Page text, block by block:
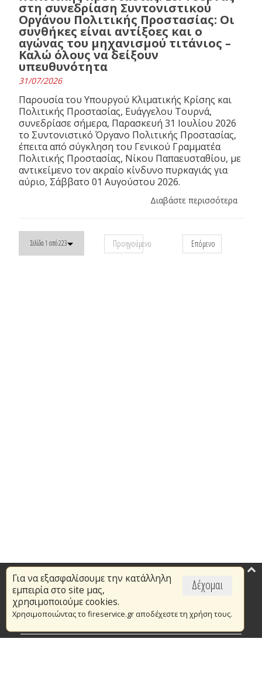
στη συνεδρίαση Συντονιστικού
Οργάνου Πολιτικής Προστασίας: Οι
συνθήκες είναι αντίξοες και ο
αγώνας του μηχανισμού τιτάνιος –
Καλώ όλους να δείξουν
υπευθυνότητα
31/07/2026
Παρουσία του Υπουργού Κλιματικής Κρίσης και
Πολιτικής Προστασίας, Ευάγγελου Τουρνά,
συνεδρίασε σήμερα, Παρασκευή 31 Ιουλίου 2026
το Συντονιστικό Όργανο Πολιτικής Προστασίας,
έπειτα από σύγκληση του Γενικού Γραμματέα
Πολιτικής Προστασίας, Νίκου Παπαευσταθίου, με
αντικείμενο τον ακραίο κίνδυνο πυρκαγιάς για
αύριο, Σάββατο 01 Αυγούστου 2026.
Διαβάστε περισσότερα
Σελίδα 1 από 223 Προηγούμενο Επόμενο
Δέχομαι
Για να εξασφαλίσουμε την κατάλληλη
εμπειρία στο site μας,
χρησιμοποιούμε cookies.
Χρησιμοποιώντας το fireservice.gr αποδέχεστε τη χρήση τους.
Επικαιρότητα
Το Πυροσβεστικό Σώμα